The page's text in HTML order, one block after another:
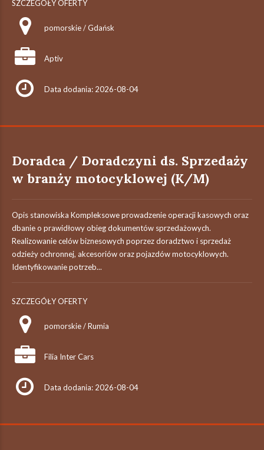
SZCZEGÓŁY OFERTY
pomorskie / Gdańsk
Aptiv
Data dodania: 2026-08-04
Doradca / Doradczyni ds. Sprzedaży
w branży motocyklowej (K/M)
Opis stanowiska Kompleksowe prowadzenie operacji kasowych oraz
dbanie o prawidłowy obieg dokumentów sprzedażowych.
Realizowanie celów biznesowych poprzez doradztwo i sprzedaż
odzieży ochronnej, akcesoriów oraz pojazdów motocyklowych.
Identyfikowanie potrzeb...
SZCZEGÓŁY OFERTY
pomorskie / Rumia
Filia Inter Cars
Data dodania: 2026-08-04